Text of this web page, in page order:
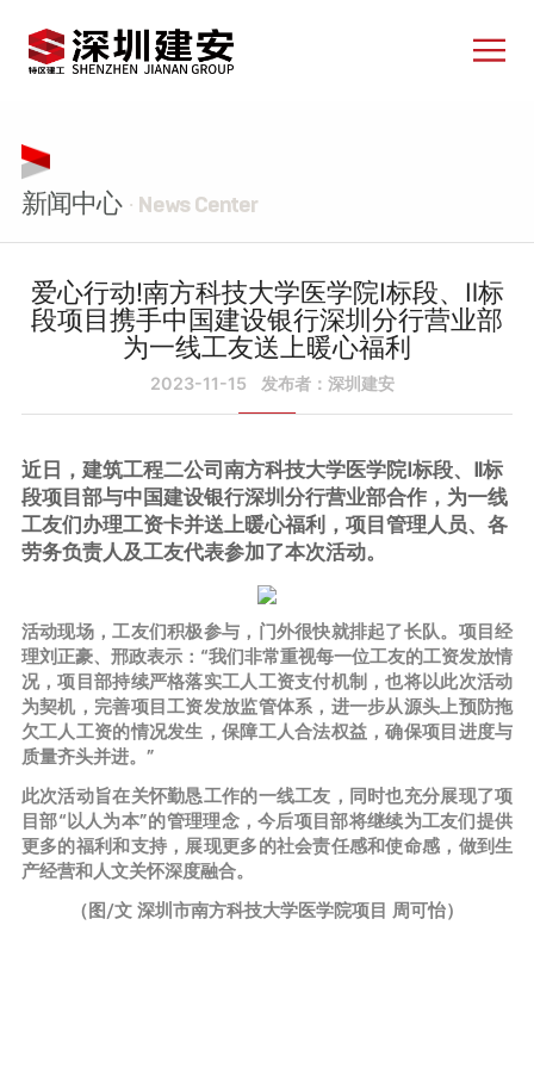
新闻中心 · News Center
爱心行动!南方科技大学医学院Ⅰ标段、Ⅱ标
段项目携手中国建设银行深圳分行营业部
为一线工友送上暖心福利
2023-11-15 发布者：深圳建安
近日，建筑工程二公司南方科技大学医学院Ⅰ标段、Ⅱ标
段项目部与中国建设银行深圳分行营业部合作，为一线
工友们办理工资卡并送上暖心福利，项目管理人员、各
劳务负责人及工友代表参加了本次活动。
活动现场，工友们积极参与，门外很快就排起了长队。项目经
理刘正豪、邢政表示：“我们非常重视每一位工友的工资发放情
况，项目部持续严格落实工人工资支付机制，也将以此次活动
为契机，完善项目工资发放监管体系，进一步从源头上预防拖
欠工人工资的情况发生，保障工人合法权益，确保项目进度与
质量齐头并进。”
此次活动旨在关怀勤恳工作的一线工友，同时也充分展现了项
目部“以人为本”的管理理念，今后项目部将继续为工友们提供
更多的福利和支持，展现更多的社会责任感和使命感，做到生
产经营和人文关怀深度融合。
（图/文 深圳市南方科技大学医学院项目 周可怡）